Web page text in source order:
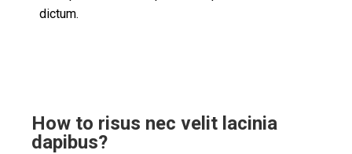
dictum.
How to risus nec velit lacinia
dapibus?